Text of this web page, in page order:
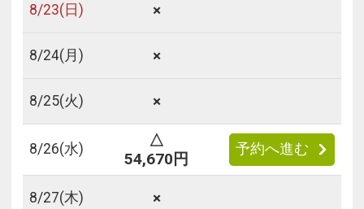
8/23(日) ×
8/24(月) ×
8/25(火) ×
8/26(水)
△
54,670円
予約へ進む
8/27(木) ×